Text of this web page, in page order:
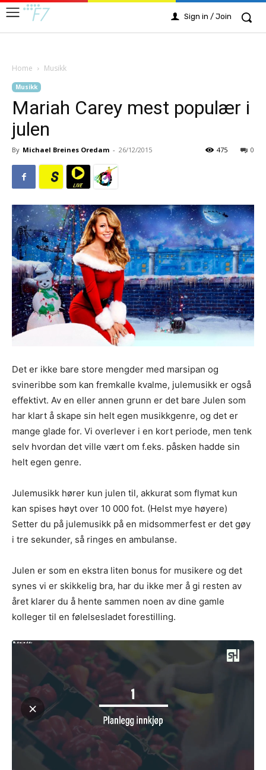
Sign in / Join
Home Musikk
Musikk
Mariah Carey mest populær i
julen
By Michael Breines Oredam - 26/12/2015 0
475
Det er ikke bare store mengder med marsipan og
svineribbe som kan fremkalle kvalme, julemusikk er også
effektivt. Av en eller annen grunn er det bare Julen som
har klart å skape sin helt egen musikkgenre, og det er
mange glade for. Vi overlever i en kort periode, men tenk
selv hvordan det ville vært om f.eks. påsken hadde sin
helt egen genre.
Julemusikk hører kun julen til, akkurat som flymat kun
kan spises høyt over 10 000 fot. (Helst mye høyere)
Setter du på julemusikk på en midsommerfest er det gøy
i tre sekunder, så ringes en ambulanse.
Julen er som en ekstra liten bonus for musikere og det
synes vi er skikkelig bra, har du ikke mer å gi resten av
året klarer du å hente sammen noen av dine gamle
kolleger til en følelsesladet forestilling.